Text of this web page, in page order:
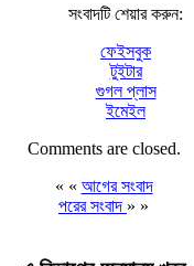
সংবাদটি শেয়ার করুন:
ফেইসবুক
টুইটার
গুগল প্লাস
ইমেইল
Comments are closed.
« « আগের সংবাদ
পরের সংবাদ » »